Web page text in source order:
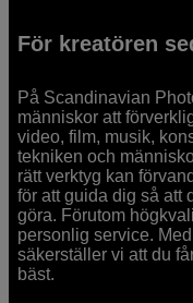
För kreatören
På Scandinavian
människor att
video, film, musik,
tekniken och
rätt verktyg kan
för att guida dig så att
göra. Förutom
personlig service.
säkerställer vi att du
bäst.